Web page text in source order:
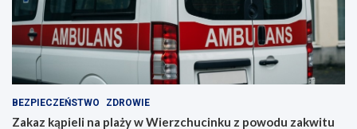
BEZPIECZEŃSTWO ZDROWIE
Zakaz kąpieli na plaży w Wierzchucinku z powodu zakwitu